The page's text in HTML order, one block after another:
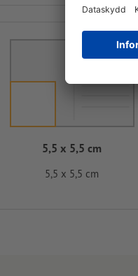
5,5 x 5,5 cm
5,5 x 5,5 cm